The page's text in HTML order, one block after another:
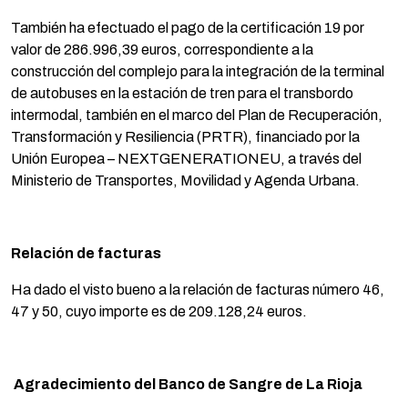
También ha efectuado el pago de la certificación 19 por
valor de 286.996,39 euros, correspondiente a la
construcción del complejo para la integración de la terminal
de autobuses en la estación de tren para el transbordo
intermodal, también en el marco del Plan de Recuperación,
Transformación y Resiliencia (PRTR), financiado por la
Unión Europea – NEXTGENERATIONEU, a través del
Ministerio de Transportes, Movilidad y Agenda Urbana.
Relación de facturas
Ha dado el visto bueno a la relación de facturas número 46,
47 y 50, cuyo importe es de 209.128,24 euros.
Agradecimiento del Banco de Sangre de La Rioja